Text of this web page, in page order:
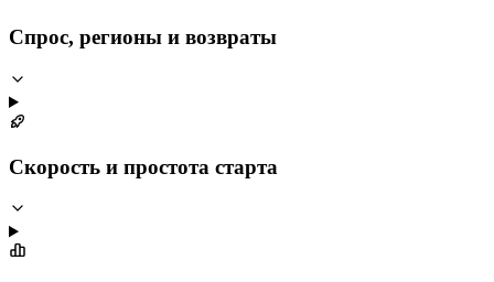
Спрос, регионы и возвраты
Скорость и простота старта